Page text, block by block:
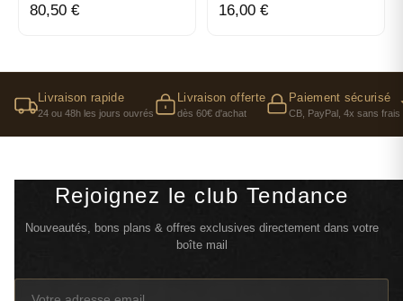
80,50 € 16,00 €
Livraison rapide
24 ou 48h les jours ouvrés
Livraison offerte
dès 60€ d'achat
Paiement sécurisé
CB, PayPal, 4x sans frais
Rejoignez le club Tendance
Nouveautés, bons plans & offres exclusives directement dans votre
boîte mail